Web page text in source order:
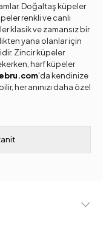
Doğaltaş küpeler
renkli ve canlı
klasik ve zamansız bir
yana olanlar için
Zincir küpeler
harf küpeler
'da kendinize
her anınızı daha özel